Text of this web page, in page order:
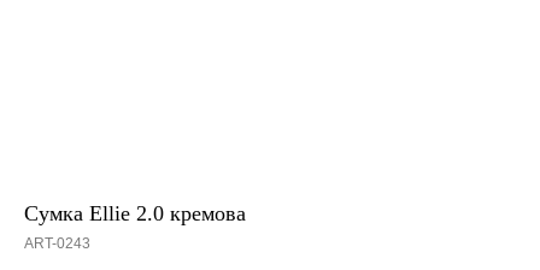
Сумка Ellie 2.0 кремова
ART-0243